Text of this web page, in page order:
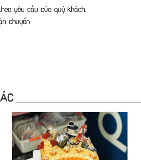
yêu cầu của quý khách.
chuyển